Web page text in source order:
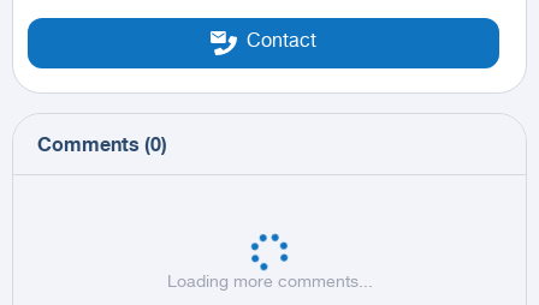
Contact
Comments (0)
Loading more comments...